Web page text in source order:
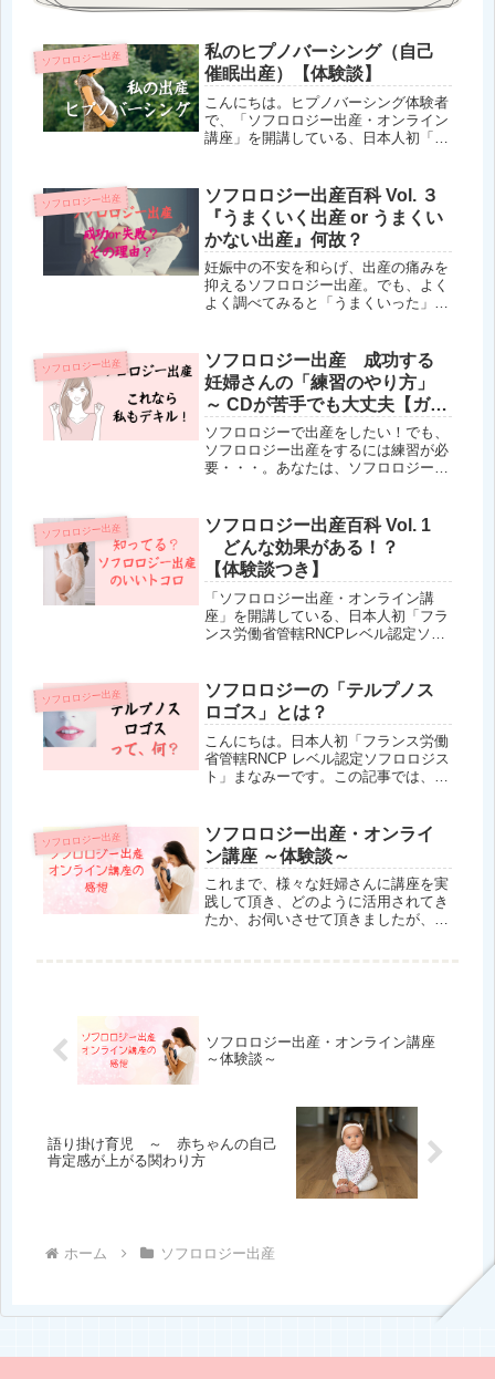
ソフロロジー出産
私のヒプノバーシング（自己
催眠出産）【体験談】
こんにちは。ヒプノバーシング体験者
で、「ソフロロジー出産・オンライン
講座」を開講している、日本人初「フ
ると「嬉しい！」反面、出産について
の不安も、色々、出てくると思うん
で...
ソフロロジー出産
ソフロロジー出産百科 Vol. ３
『うまくいく出産 or うまくい
かない出産』何故？
妊娠中の不安を和らげ、出産の痛みを
抑えるソフロロジー出産。でも、よく
よく調べてみると「うまくいった」
できるのだろうか？」という思いがあ
るかもしれません。ソフロロジー出産
百科...
ソフロロジー出産
ソフロロジー出産 成功する
妊婦さんの「練習のやり方」
～ CDが苦手でも大丈夫【ガイ
ド音声つき】
ソフロロジーで出産をしたい！でも、
ソフロロジー出産をするには練習が必
要・・・。あなたは、ソフロロジー出
次のようなことが分かります。この記
事で分かること出産が痛くなくなる仕
組...
ソフロロジー出産
ソフロロジー出産百科 Vol. 1
どんな効果がある！？
【体験談つき】
「ソフロロジー出産・オンライン講
座」を開講している、日本人初「フラ
ンス労働省管轄RNCPレベル認定ソフ
フロロジー出産。興味はあるけど「本
当に効果あるの？」正直、疑う気持ち
も...
ソフロロジー出産
ソフロロジーの「テルプノス
ロゴス」とは？
こんにちは。日本人初「フランス労働
省管轄RNCP レベル認定ソフロロジス
ト」まなみーです。この記事では、ソ
していきますね☆ソフロロジーにおけ
る「テルプノス・ロゴス」とは？「...
ソフロロジー出産
ソフロロジー出産・オンライ
ン講座 ～体験談～
これまで、様々な妊婦さんに講座を実
践して頂き、どのように活用されてき
たか、お伺いさせて頂きましたが、皆
ソフロロジー出産・オンライン講座
～体験談～
語り掛け育児 ～ 赤ちゃんの自己
肯定感が上がる関わり方
ホーム ソフロロジー出産